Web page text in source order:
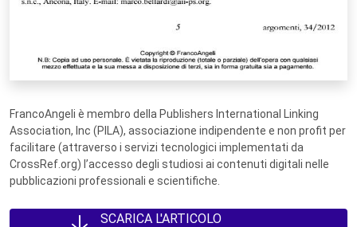
FrancoAngeli è membro della Publishers International Linking
Association, Inc (PILA), associazione indipendente e non profit per
facilitare (attraverso i servizi tecnologici implementati da
CrossRef.org) l’accesso degli studiosi ai contenuti digitali nelle
pubblicazioni professionali e scientifiche.
SCARICA L'ARTICOLO